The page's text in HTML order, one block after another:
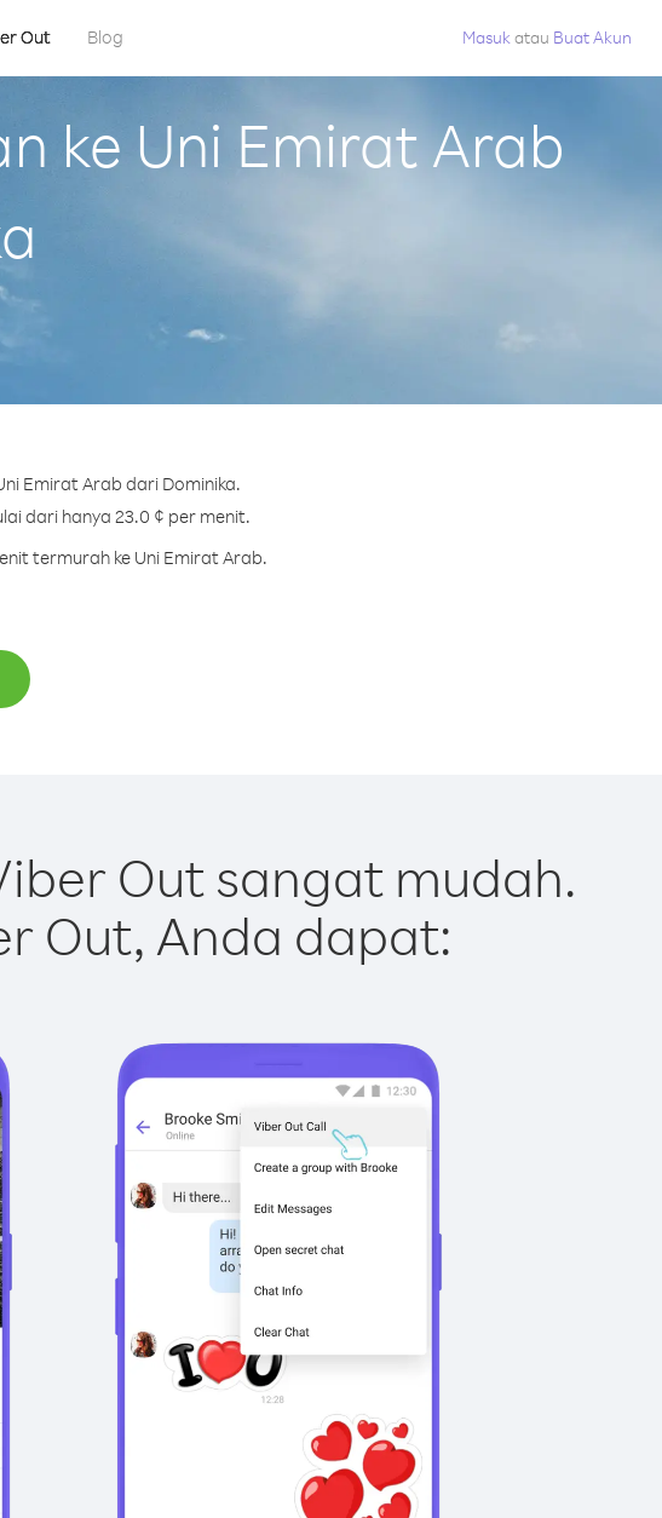
Out Blog Masuk atau Buat Akun
ke Uni Emirat Arab
Emirat Arab dari Dominika.
dari hanya 23.0 ¢ per menit.
termurah ke Uni Emirat Arab.
Out sangat mudah.
Out, Anda dapat: